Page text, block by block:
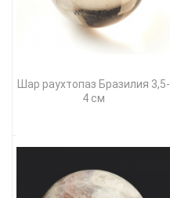
Шар раухтопаз Бразилия 3,5-
4 см